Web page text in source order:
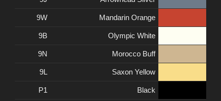
Mandarin Orange
9W
Olympic White
9B
Morocco Buff
9N
Saxon Yellow
9L
Black
P1